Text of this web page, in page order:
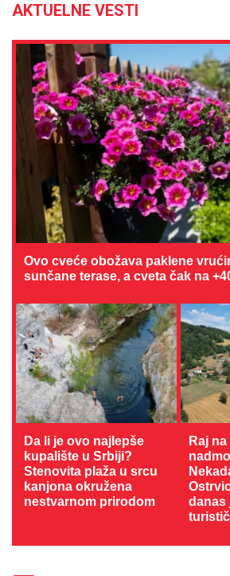
AKTUELNE VESTI
Ovo cveće obožava paklene
sunčane terase, a cveta čak na
Da li je ovo najlepše
kupalište u Srbiji?
Stenovita plaža u srcu
kanjona okružena
nestvarnom prirodom
Raj
danas